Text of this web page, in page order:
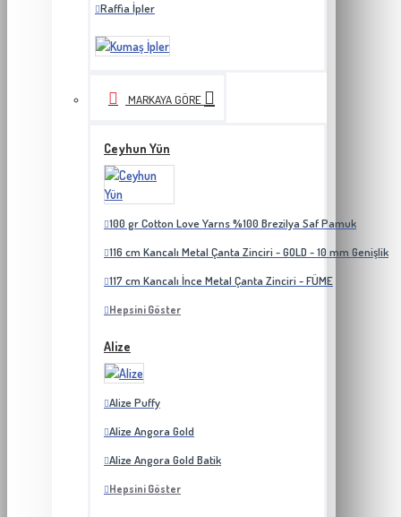
Raffia İpler
MARKAYA GÖRE
Ceyhun Yün
100 gr Cotton Love Yarns %100 Brezilya Saf Pamuk
116 cm Kancalı Metal Çanta Zinciri - GOLD - 10 mm Genişlik
117 cm Kancalı İnce Metal Çanta Zinciri - FÜME
Hepsini Göster
Alize
Alize Puffy
Alize Angora Gold
Alize Angora Gold Batik
Hepsini Göster